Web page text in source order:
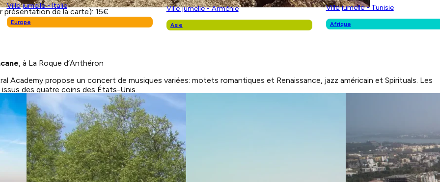
Ville jumelle - Italie
Europe
Ville jumelle - Arménie
Asie
Ville jumelle - Tunisie
Afrique
présentation de la carte): 15€
, à La Roque d’Anthéron
Academy propose un concert de musiques variées: motets romantiques et Renaissance, jazz américain et Spirituals. Les
des quatre coins des États-Unis.
présentation de la carte): 4,50€